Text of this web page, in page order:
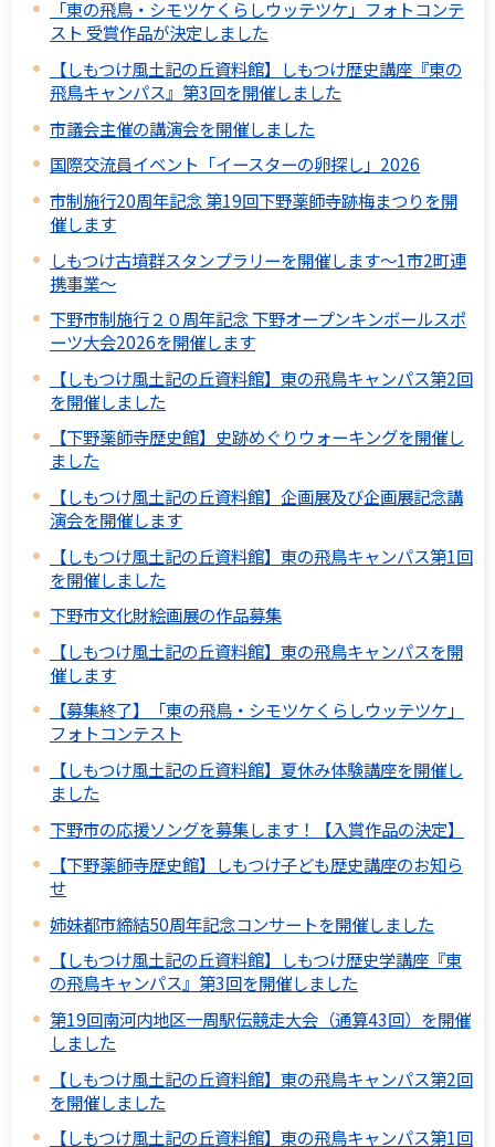
「東の飛鳥・シモツケくらしウッテツケ」フォトコンテ
スト 受賞作品が決定しました
【しもつけ風土記の丘資料館】しもつけ歴史講座『東の
飛鳥キャンパス』第3回を開催しました
市議会主催の講演会を開催しました
国際交流員イベント「イースターの卵探し」2026
市制施行20周年記念 第19回下野薬師寺跡梅まつりを開
催します
しもつけ古墳群スタンプラリーを開催します～1市2町連
携事業～
下野市制施行２０周年記念 下野オープンキンボールスポ
ーツ大会2026を開催します
【しもつけ風土記の丘資料館】東の飛鳥キャンパス第2回
を開催しました
【下野薬師寺歴史館】史跡めぐりウォーキングを開催し
ました
【しもつけ風土記の丘資料館】企画展及び企画展記念講
演会を開催します
【しもつけ風土記の丘資料館】東の飛鳥キャンパス第1回
を開催しました
下野市文化財絵画展の作品募集
【しもつけ風土記の丘資料館】東の飛鳥キャンパスを開
催します
【募集終了】「東の飛鳥・シモツケくらしウッテツケ」
フォトコンテスト
【しもつけ風土記の丘資料館】夏休み体験講座を開催し
ました
下野市の応援ソングを募集します！【入賞作品の決定】
【下野薬師寺歴史館】しもつけ子ども歴史講座のお知ら
せ
姉妹都市締結50周年記念コンサートを開催しました
【しもつけ風土記の丘資料館】しもつけ歴史学講座『東
の飛鳥キャンパス』第3回を開催しました
第19回南河内地区一周駅伝競走大会（通算43回）を開催
しました
【しもつけ風土記の丘資料館】東の飛鳥キャンパス第2回
を開催しました
【しもつけ風土記の丘資料館】東の飛鳥キャンパス第1回